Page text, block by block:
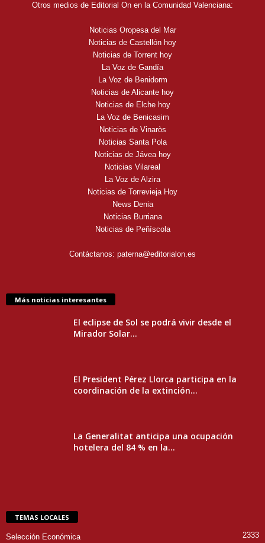
Otros medios de Editorial On en la Comunidad Valenciana:
Noticias Oropesa del Mar
Noticias de Castellón hoy
Noticias de Torrent hoy
La Voz de Gandía
La Voz de Benidorm
Noticias de Alicante hoy
Noticias de Elche hoy
La Voz de Benicasim
Noticias de Vinaròs
Noticias Santa Pola
Noticias de Jávea hoy
Noticias Vilareal
La Voz de Alzira
Noticias de Torrevieja Hoy
News Denia
Noticias Burriana
Noticias de Peñíscola
Contáctanos: paterna@editorialon.es
Más noticias interesantes
El eclipse de Sol se podrá vivir desde el
Mirador Solar...
El President Pérez Llorca participa en la
coordinación de la extinción...
La Generalitat anticipa una ocupación
hotelera del 84 % en la...
TEMAS LOCALES
Selección Económica 2333